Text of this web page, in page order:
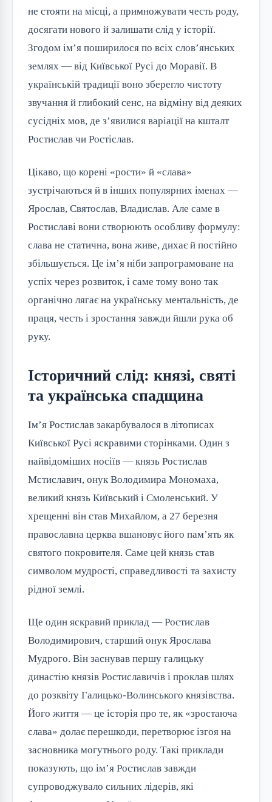
не стояти на місці, а примножувати честь роду,
досягати нового й залишати слід у історії.
Згодом ім’я поширилося по всіх слов’янських
землях — від Київської Русі до Моравії. В
українській традиції воно зберегло чистоту
звучання й глибокий сенс, на відміну від деяких
сусідніх мов, де з’явилися варіації на кшталт
Ростислав чи Ростіслав.
Цікаво, що корені «рости» й «слава»
зустрічаються й в інших популярних іменах —
Ярослав, Святослав, Владислав. Але саме в
Ростиславі вони створюють особливу формулу:
слава не статична, вона живе, дихає й постійно
збільшується. Це ім’я ніби запрограмоване на
успіх через розвиток, і саме тому воно так
органічно лягає на українську ментальність, де
праця, честь і зростання завжди йшли рука об
руку.
Історичний слід: князі, святі
та українська спадщина
Ім’я Ростислав закарбувалося в літописах
Київської Русі яскравими сторінками. Один з
найвідоміших носіїв — князь Ростислав
Мстиславич, онук Володимира Мономаха,
великий князь Київський і Смоленський. У
хрещенні він став Михайлом, а 27 березня
православна церква вшановує його пам’ять як
святого покровителя. Саме цей князь став
символом мудрості, справедливості та захисту
рідної землі.
Ще один яскравий приклад — Ростислав
Володимирович, старший онук Ярослава
Мудрого. Він заснував першу галицьку
династію князів Ростиславичів і проклав шлях
до розквіту Галицько-Волинського князівства.
Його життя — це історія про те, як «зростаюча
слава» долає перешкоди, перетворює ізгоя на
засновника могутнього роду. Такі приклади
показують, що ім’я Ростислав завжди
супроводжувало сильних лідерів, які